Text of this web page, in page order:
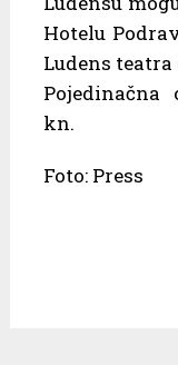
Hotelu
Ludens
Pojedinačna
kn.
Foto: Press